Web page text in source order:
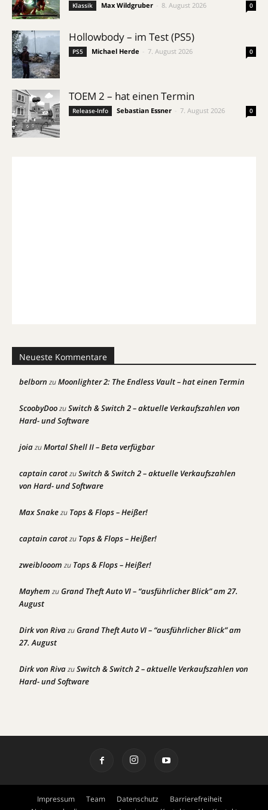
Klassik Max Wildgruber 8. August 2026 0
Hollowbody – im Test (PS5)
PS5 Michael Herde 7. August 2026 0
TOEM 2 – hat einen Termin
Release-Info Sebastian Essner 7. August 2026 0
Neueste Kommentare
belborn zuMoonlighter 2: The Endless Vault – hat einen Termin
ScoobyDoozuSwitch & Switch 2 – aktuelle Verkaufszahlen von
Hard- und Software
joiazuMortal Shell II – Beta verfügbar
captain carotzuSwitch & Switch 2 – aktuelle Verkaufszahlen
von Hard- und Software
Max Snakezu Tops & Flops – Heißer!
captain carotzu Tops & Flops – Heißer!
zweiblooom zu Tops & Flops – Heißer!
Mayhem zuGrand Theft Auto VI – “ausführlicher Blick” am 27.
August
Dirk von RivazuGrand Theft Auto VI – “ausführlicher Blick” am
27. August
Dirk von RivazuSwitch & Switch 2 – aktuelle Verkaufszahlen von
Hard- und Software
Impressum Team Datenschutz
Barrierefreiheit